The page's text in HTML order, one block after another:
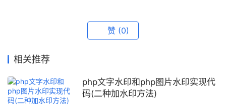
赞 (0)
相关推荐
php文字水印和php图片水印实现代
码(二种加水印方法)